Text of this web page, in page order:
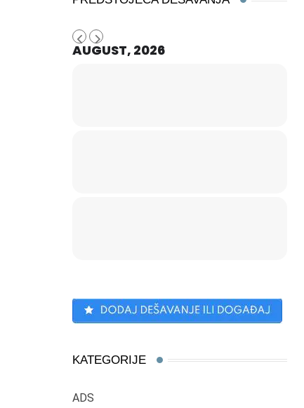
AUGUST, 2026
KATEGORIJE
ADS